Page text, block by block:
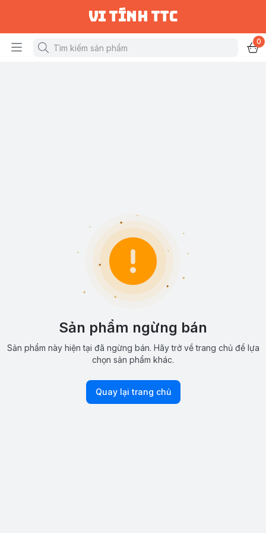
vi tính ttc
0
Sản phẩm ngừng bán
Sản phẩm này hiện tại đã ngừng bán. Hãy trở về trang chủ để lựa
chọn sản phẩm khác.
Quay lại trang chủ